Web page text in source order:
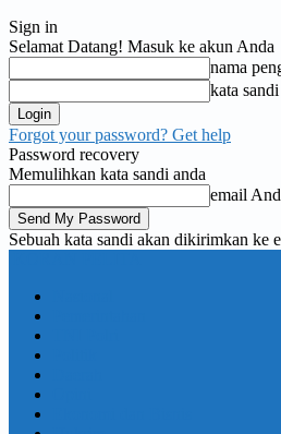
Sign in
Selamat Datang! Masuk ke akun Anda
nama
kata
Forgot your password? Get help
Password recovery
Memulihkan kata sandi anda
email
Sebuah kata sandi akan dikirimkan ke